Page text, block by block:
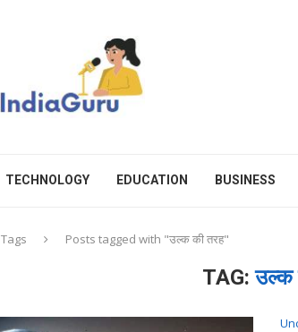
TECHNOLOGY EDUCATION BUSINESS
Tags Posts tagged with "उल्क की तरह"
TAG:उल्क